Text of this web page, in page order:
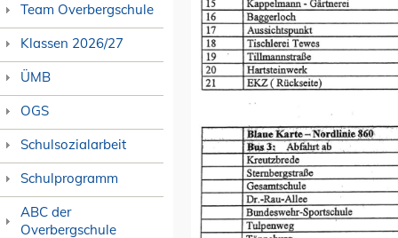
Team Overbergschule
Klassen 2026/27
ÜMB
OGS
Schulsozialarbeit
Schulprogramm
ABC der
Overbergschule